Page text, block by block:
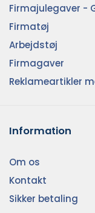
Firmajulegaver -
Firmatøj
Arbejdstøj
Firmagaver
Reklameartikler
Information
Om os
Kontakt
Sikker betaling